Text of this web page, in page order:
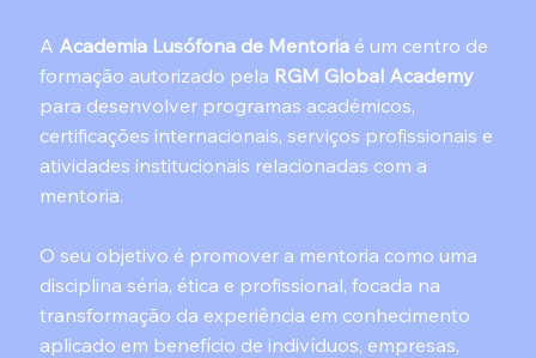
A Academia Lusófona de Mentoria é um centro de
formação autorizado pela RGM Global Academy
para desenvolver programas académicos,
certificações internacionais, serviços profissionais e
atividades institucionais relacionadas com a
mentoria.
O seu objetivo é promover a mentoria como uma
disciplina séria, ética e profissional, focada na
transformação da experiência em conhecimento
aplicado em benefício de indivíduos, empresas,